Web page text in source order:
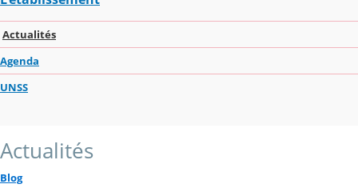
Actualités
Agenda
UNSS
Actualités
Blog